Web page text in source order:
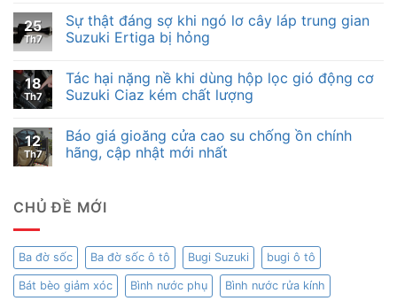
25
Th7
Sự thật đáng sợ khi ngó lơ cây láp trung gian
Suzuki Ertiga bị hỏng
18
Th7
Tác hại nặng nề khi dùng hộp lọc gió động cơ
Suzuki Ciaz kém chất lượng
12
Th7
Báo giá gioăng cửa cao su chống ồn chính
hãng, cập nhật mới nhất
CHỦ ĐỀ MỚI
Ba đờ sốc Ba đờ sốc ô tô Bugi Suzuki bugi ô tô
Bát bèo giảm xóc Bình nước phụ Bình nước rửa kính